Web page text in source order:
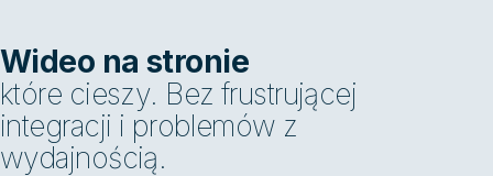
Wideo na stronie
które cieszy. Bez frustrującej
integracji i problemów z
wydajnością.